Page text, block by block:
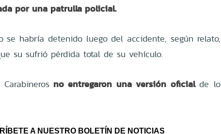
por una patrulla policial.
se habría detenido luego del accidente, según relato,
su sufrió pérdida total de su vehículo.
no entregaron una versión oficial de lo
A NUESTRO BOLETÍN DE NOTICIAS